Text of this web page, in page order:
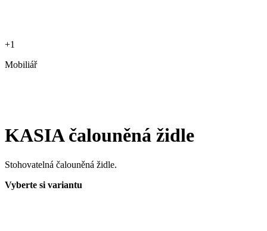
+1
Mobiliář
KASIA čalouněná židle
Stohovatelná čalouněná židle.
Vyberte si variantu